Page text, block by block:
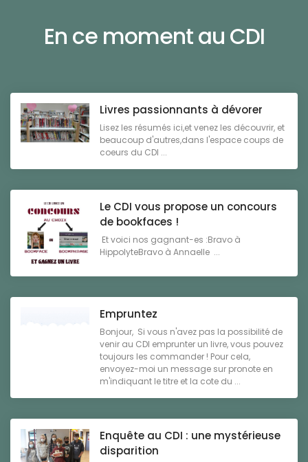
En ce moment au CDI
Livres passionnants à dévorer
Lisez les résumés ici,et venez les découvrir, et
beaucoup d'autres,dans l'espace coups de
coeurs du CDI ...
Le CDI vous propose un concours
de bookfaces !
Et voici nos gagnant-es :Bravo à
HippolyteBravo à Annaelle ...
Empruntez
Bonjour, Si vous n'avez pas la possibilité de
venir au CDI emprunter un livre, vous pouvez
toujours les commander ! Pour cela,
envoyez-moi un message sur pronote en
m'indiquant le titre et la cote du ...
Enquête au CDI : une mystérieuse
disparition